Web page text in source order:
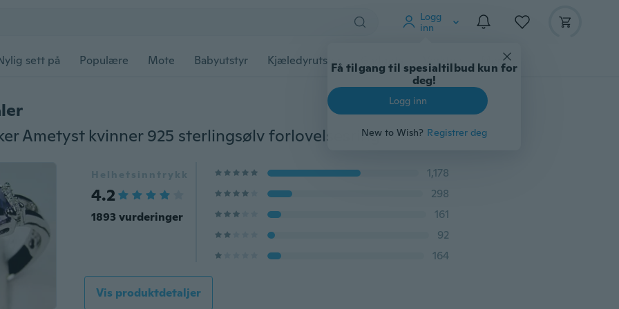
Logg
inn
Få tilgang til spesialtilbud kun for
deg!
Logg inn
New to Wish? Registrer deg
sett på Populære Mote Babyutstyr Kjæledyrutstyr Gadgets Verktøy
Ametyst kvinner 925 sterlingsølv forlovelsesring
Helhetsinntrykk
4.2
1893 vurderinger
1,178
298
161
92
164
Vis produktdetaljer